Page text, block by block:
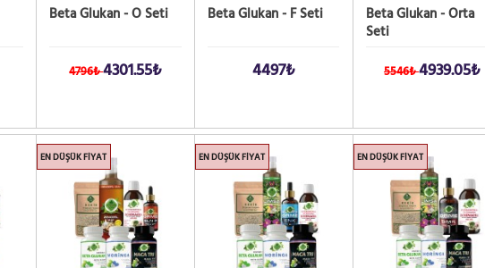
Beta Glukan - O Seti
4796₺4301.55₺
Beta Glukan - F Seti
4497₺
Beta Glukan - Orta
Seti
5546₺4939.05₺
EN DÜŞÜK FIYAT EN DÜŞÜK FIYAT EN DÜŞÜK FIYAT